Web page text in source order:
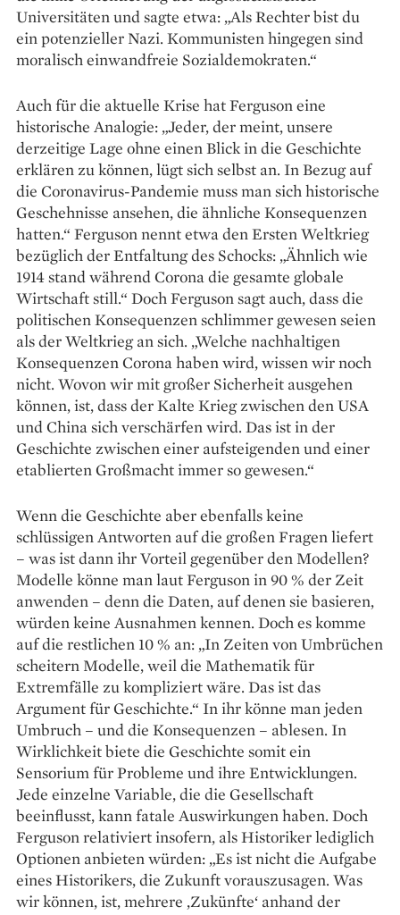
Universitäten und sagte etwa: „Als Rechter bist du
ein potenzieller Nazi. Kommunisten hingegen sind
moralisch einwandfreie Sozialdemokraten.“
Auch für die aktuelle Krise hat Ferguson eine
historische Analogie: „Jeder, der meint, unsere
derzeitige Lage ohne einen Blick in die Geschichte
erklären zu können, lügt sich selbst an. In Bezug auf
die Coronavirus-Pandemie muss man sich historische
Geschehnisse ansehen, die ähnliche Konsequenzen
hatten.“ Ferguson nennt etwa den Ersten Weltkrieg
bezüglich der Entfaltung des Schocks: „Ähnlich wie
1914 stand während Corona die gesamte globale
Wirtschaft still.“ Doch Ferguson sagt auch, dass die
politischen Konsequenzen schlimmer gewesen seien
als der Weltkrieg an sich. „Welche nachhaltigen
Konsequenzen Corona haben wird, wissen wir noch
nicht. Wovon wir mit großer Sicherheit ausgehen
können, ist, dass der Kalte Krieg zwischen den USA
und China sich verschärfen wird. Das ist in der
Geschichte zwischen einer auf­steigenden und einer
etablierten Großmacht immer so gewesen.“
Wenn die Geschichte aber ebenfalls keine
schlüssigen Antworten auf die großen Fragen liefert
– was ist dann ihr Vorteil gegenüber den Modellen?
Modelle könne man laut Ferguson in 90 % der Zeit
anwenden – denn die Daten, auf denen sie basieren,
würden keine Ausnahmen kennen. Doch es komme
auf die restlichen 10 % an: „In Zeiten von Umbrüchen
scheitern Modelle, weil die Mathematik für
Extremfälle zu kompliziert wäre. Das ist das
Argument für Geschichte.“ In ihr könne man jeden
Umbruch – und die Konsequenzen – ablesen. In
Wirklichkeit biete die Geschichte somit ein
Sensorium für Probleme und ihre Entwicklungen.
Jede einzelne Variable, die die Gesellschaft
beeinflusst, kann fatale Auswirkungen haben. Doch
Ferguson relativiert insofern, als Historiker lediglich
Optionen anbieten würden: „Es ist nicht die Aufgabe
eines Historikers, die Zukunft vorauszusagen. Was
wir können, ist, mehrere ‚Zukünfte‘ anhand der